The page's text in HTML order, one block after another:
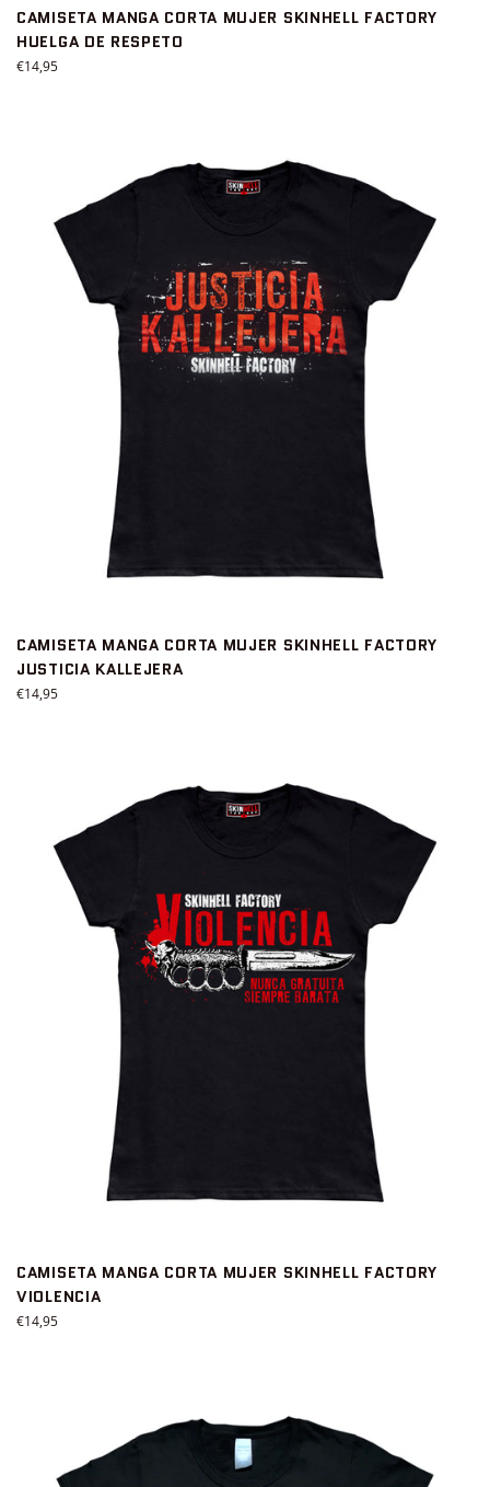
CAMISETA MANGA CORTA MUJER SKINHELL FACTORY
HUELGA DE RESPETO
Precio
€14,95
CAMISETA MANGA CORTA MUJER SKINHELL FACTORY
JUSTICIA KALLEJERA
Precio
€14,95
CAMISETA MANGA CORTA MUJER SKINHELL FACTORY
VIOLENCIA
Precio
€14,95